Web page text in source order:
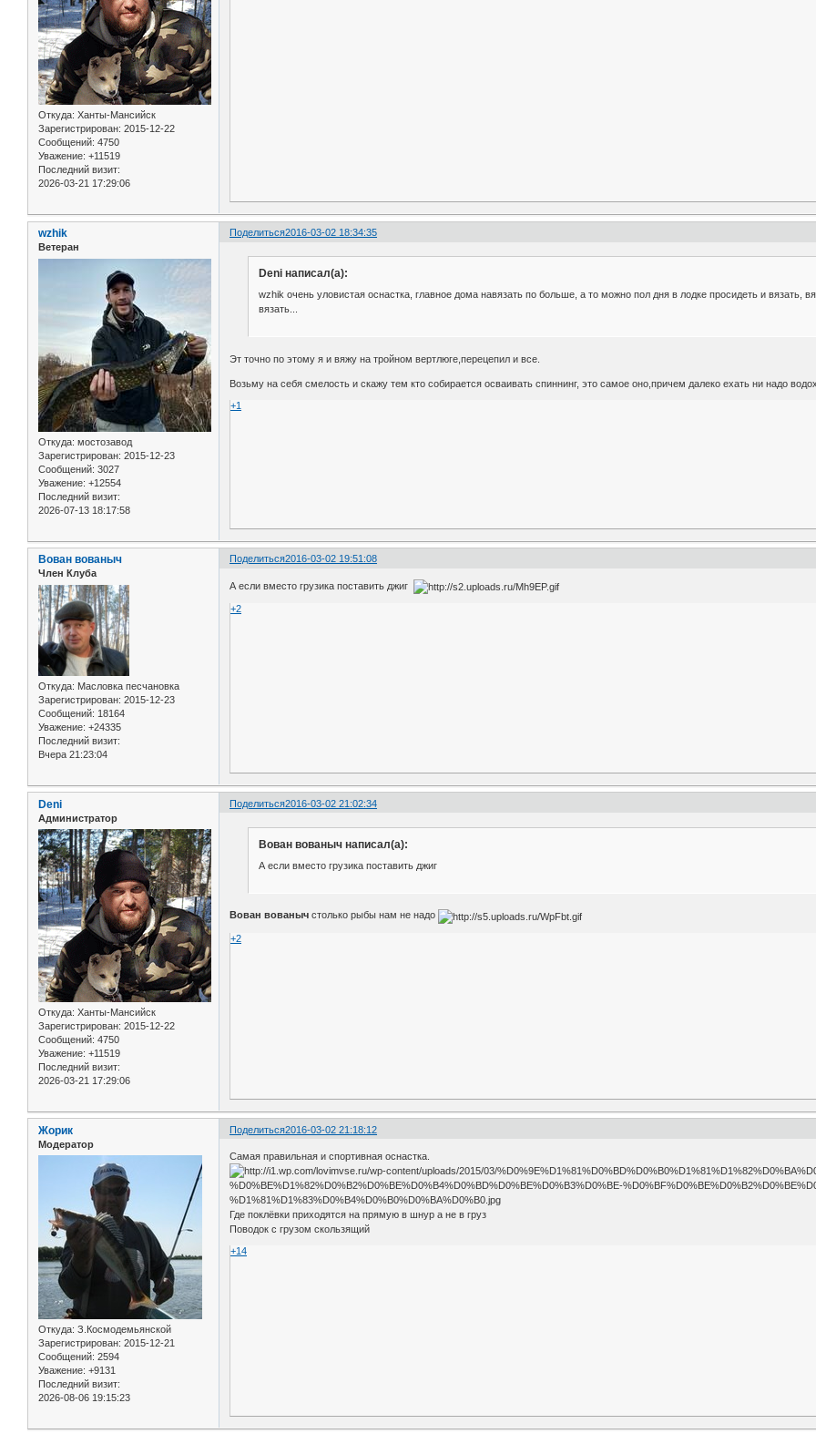
Откуда: Ханты-Мансийск
Зарегистрирован: 2015-12-22
Сообщений: 4750
Уважение: +11519
Последний визит:
2026-03-21 17:29:06
Поделиться2016-03-02 18:34:35
wzhik
Ветеран
Откуда: мостозавод
Зарегистрирован: 2015-12-23
Сообщений: 3027
Уважение: +12554
Последний визит:
2026-07-13 18:17:58
Deni написал(а):
wzhik очень уловистая оснастка, главное дома навязать по больше, а то можно пол дня в лодке просидеть и вязать,
вязать...
Эт точно по этому я и вяжу на тройном вертлюге,перецепил и все.
Возьму на себя смелость и скажу тем кто собирается осваивать спиннинг, это самое оно,причем далеко ехать ни надо
+1
Поделиться2016-03-02 19:51:08
Вован вованыч
Член Клуба
Откуда: Масловка песчановка
Зарегистрирован: 2015-12-23
Сообщений: 18164
Уважение: +24335
Последний визит:
Вчера 21:23:04
А если вместо грузика поставить джиг
+2
Поделиться2016-03-02 21:02:34
Deni
Администратор
Откуда: Ханты-Мансийск
Зарегистрирован: 2015-12-22
Сообщений: 4750
Уважение: +11519
Последний визит:
2026-03-21 17:29:06
Вован вованыч написал(а):
А если вместо грузика поставить джиг
Вован вованыч столько рыбы нам не надо
+2
Поделиться2016-03-02 21:18:12
Жорик
Модератор
Откуда: З.Космодемьянской
Зарегистрирован: 2015-12-21
Сообщений: 2594
Уважение: +9131
Последний визит:
2026-08-06 19:15:23
Самая правильная и спортивная оснастка.
Где поклёвки приходятся на прямую в шнур а не в груз
Поводок с грузом скользящий
+14